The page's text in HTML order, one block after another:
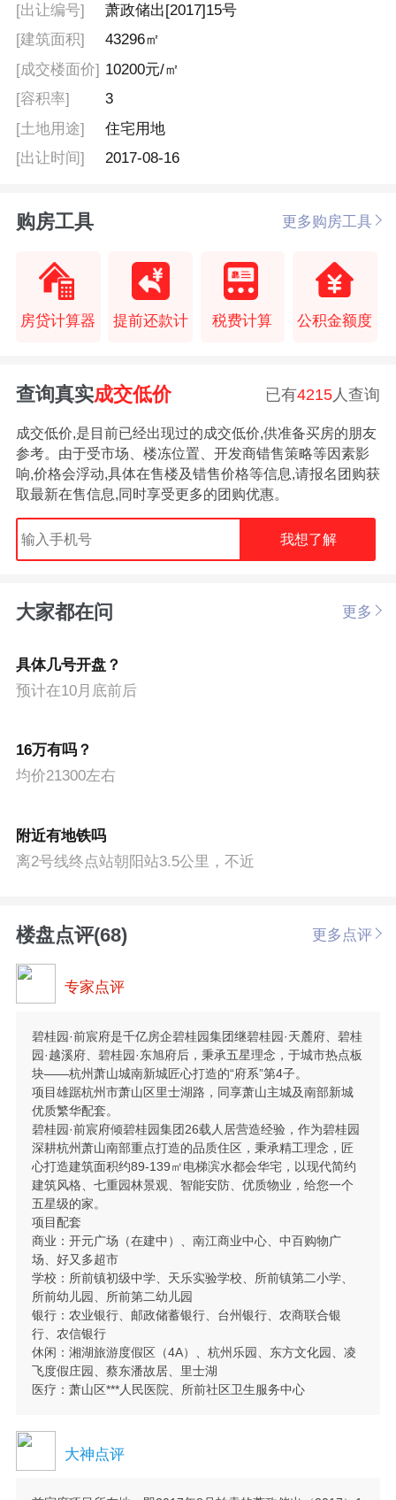
[出让编号]
萧政储出[2017]15号
[建筑面积]
43296㎡
[成交楼面价] 10200元/㎡
[容积率]
3
[土地用途]
住宅用地
[出让时间]
2017-08-16
购房工具 更多购房工具
房贷计算器 提前还款计 税费计算 公积金额度
查询真实成交低价 已有4215 人查询
成交低价,是目前已经出现过的成交低价,供准备买房的朋友
参考。由于受市场、楼冻位置、开发商错售策略等因素影
响,价格会浮动,具体在售楼及错售价格等信息,请报名团购获
取最新在售信息,同时享受更多的团购优惠。
我想了解
大家都在问 更多
具体几号开盘？
预计在10月底前后
16万有吗？
均价21300左右
附近有地铁吗
离2号线终点站朝阳站3.5公里，不近
楼盘点评(68) 更多点评
专家点评
碧桂园·前宸府是千亿房企碧桂园集团继碧桂园·天麓府、碧桂
园·越溪府、碧桂园·东旭府后，秉承五星理念，于城市热点板
块——杭州萧山城南新城匠心打造的“府系”第4子。
项目雄踞杭州市萧山区里士湖路，同享萧山主城及南部新城
优质繁华配套。
碧桂园·前宸府倾碧桂园集团26载人居营造经验，作为碧桂园
深耕杭州萧山南部重点打造的品质住区，秉承精工理念，匠
心打造建筑面积约89-139㎡电梯滨水都会华宅，以现代简约
建筑风格、七重园林景观、智能安防、优质物业，给您一个
五星级的家。
项目配套
商业：开元广场（在建中）、南江商业中心、中百购物广
场、好又多超市
学校：所前镇初级中学、天乐实验学校、所前镇第二小学、
所前幼儿园、所前第二幼儿园
银行：农业银行、邮政储蓄银行、台州银行、农商联合银
行、农信银行
休闲：湘湖旅游度假区（4A）、杭州乐园、东方文化园、凌
飞度假庄园、蔡东潘故居、里士湖
医疗：萧山区***人民医院、所前社区卫生服务中心
大神点评